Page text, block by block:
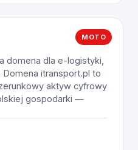
MOTO
domena dla e-logistyki,
itransport.pl to
aktyw cyfrowy
gospodarki —